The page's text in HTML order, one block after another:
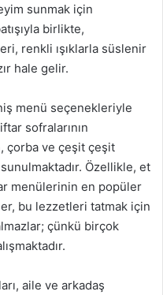
sunmak için
birlikte,
renkli ışıklarla süslenir
hale gelir.
menü seçenekleriyle
sofralarının
çorba ve çeşit çeşit
Özellikle, et
menülerinin en popüler
bu lezzetleri tatmak için
çünkü birçok
aile ve arkadaş